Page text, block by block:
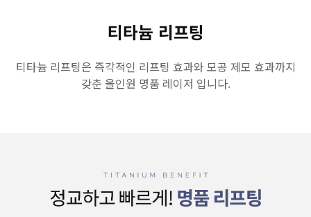
티타늄 리프팅
티타늄 리프팅은 즉각적인 리프팅 효과와 모공 제모 효과까지
갖춘 올인원 명품 레이저 입니다.